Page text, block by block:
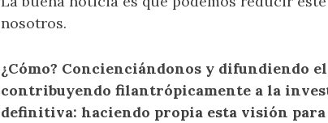
nosotros.
¿Cómo? Concienciándonos y difundiendo
contribuyendo filantrópicamente a la
definitiva: haciendo propia esta visión para